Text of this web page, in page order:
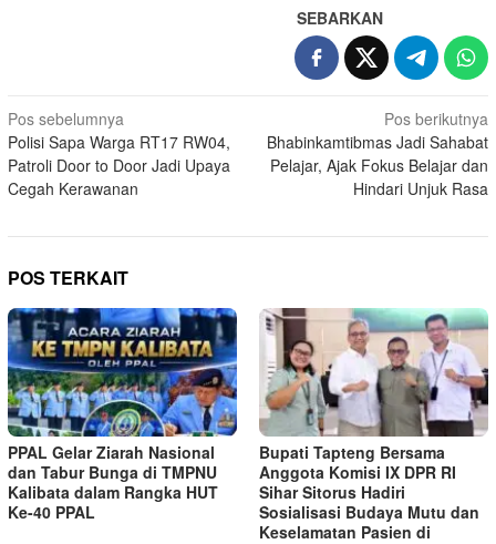
SEBARKAN
Navigasi
pos
Pos sebelumnya
Polisi Sapa Warga RT17 RW04,
Patroli Door to Door Jadi Upaya
Cegah Kerawanan
Pos berikutnya
Bhabinkamtibmas Jadi Sahabat
Pelajar, Ajak Fokus Belajar dan
Hindari Unjuk Rasa
POS TERKAIT
PPAL Gelar Ziarah Nasional
dan Tabur Bunga di TMPNU
Kalibata dalam Rangka HUT
Ke-40 PPAL
Bupati Tapteng Bersama
Anggota Komisi IX DPR RI
Sihar Sitorus Hadiri
Sosialisasi Budaya Mutu dan
Keselamatan Pasien di